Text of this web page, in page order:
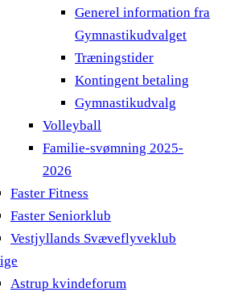
Generel information fra
Gymnastikudvalget
Træningstider
Kontingent betaling
Gymnastikudvalg
Volleyball
Familie-svømning 2025-
2026
Faster Fitness
Faster Seniorklub
Vestjyllands Svæveflyveklub
Astrup kvindeforum